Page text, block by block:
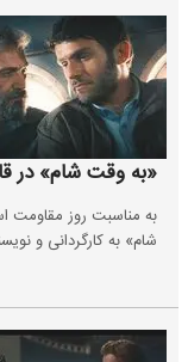
«به وقت شام» در
به مناسبت روز مقاومت
شام» به کارگردانی و